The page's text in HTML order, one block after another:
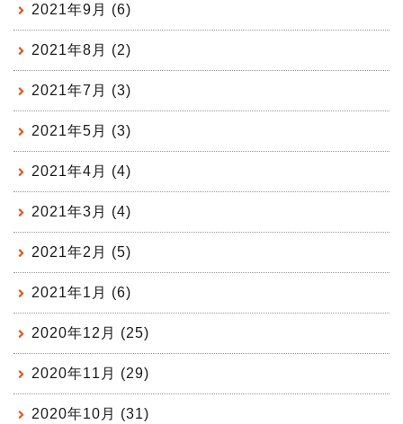
2021年9月 (6)
2021年8月 (2)
2021年7月 (3)
2021年5月 (3)
2021年4月 (4)
2021年3月 (4)
2021年2月 (5)
2021年1月 (6)
2020年12月 (25)
2020年11月 (29)
2020年10月 (31)